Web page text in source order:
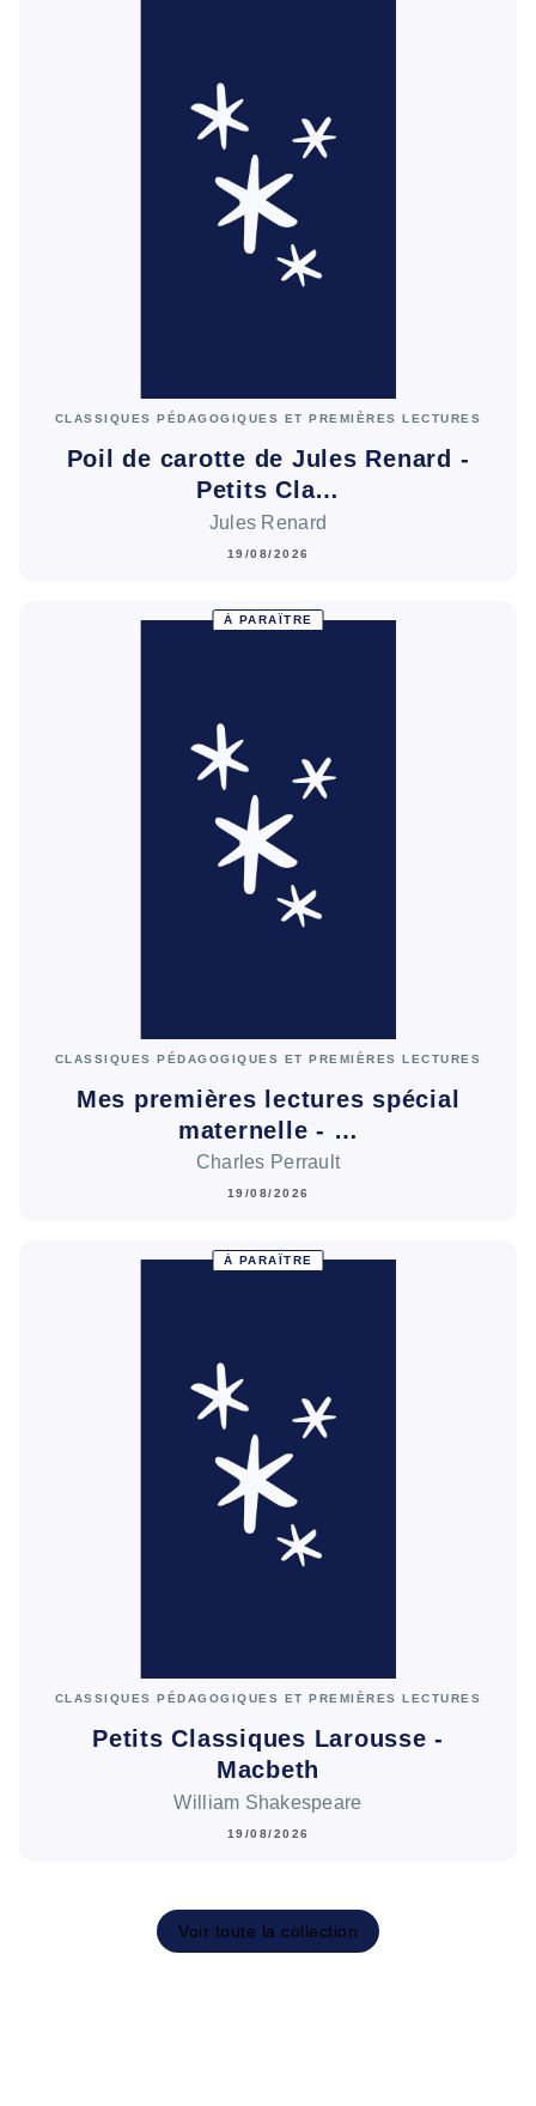
CLASSIQUES PÉDAGOGIQUES ET PREMIÈRES LECTURES
Poil de carotte de Jules Renard -
Petits Cla…
Jules Renard
19/08/2026
À PARAÎTRE
CLASSIQUES PÉDAGOGIQUES ET PREMIÈRES LECTURES
Mes premières lectures spécial
maternelle - …
Charles Perrault
19/08/2026
À PARAÎTRE
CLASSIQUES PÉDAGOGIQUES ET PREMIÈRES LECTURES
Petits Classiques Larousse -
Macbeth
William Shakespeare
19/08/2026
Voir toute la collection